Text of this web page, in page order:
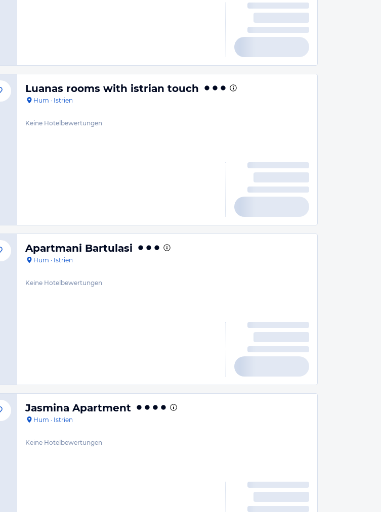
Luanas rooms with istrian touch
Hum · Istrien
Keine Hotelbewertungen
Apartmani Bartulasi
Hum · Istrien
Keine Hotelbewertungen
Jasmina Apartment
Hum · Istrien
Keine Hotelbewertungen